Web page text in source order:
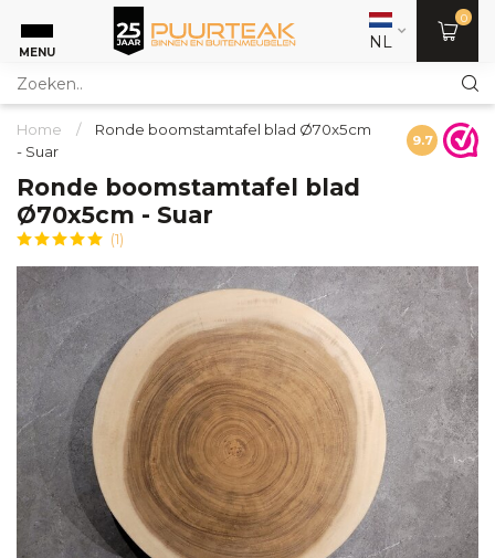
MENU NL
0
Home /
Ronde boomstamtafel blad Ø70x5cm
- Suar
9.7
Ronde boomstamtafel blad
Ø70x5cm - Suar
(1)